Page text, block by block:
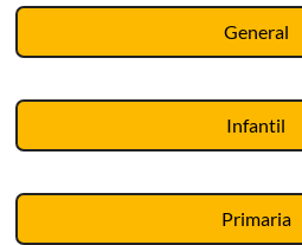
General
Infantil
Primaria